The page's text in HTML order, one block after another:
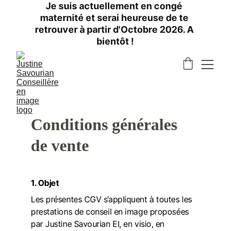
Je suis actuellement en congé
maternité et serai heureuse de te
retrouver à partir d'Octobre 2026. A
bientôt !
Conditions générales
de vente
1. Objet
Les présentes CGV s’appliquent à toutes les
prestations de conseil en image proposées
par Justine Savourian EI, en visio, en